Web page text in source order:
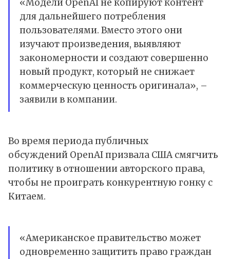
«Модели OpenAI не копируют контент
для дальнейшего потребления
пользователями. Вместо этого они
изучают произведения, выявляют
закономерности и создают совершенно
новый продукт, который не снижает
коммерческую ценность оригинала», –
заявили в компании.
Во время периода публичных
обсуждений OpenAI призвала США смягчить
политику в отношении авторского права,
чтобы не проиграть конкурентную гонку с
Китаем.
«Американское правительство может
одновременно защитить право граждан